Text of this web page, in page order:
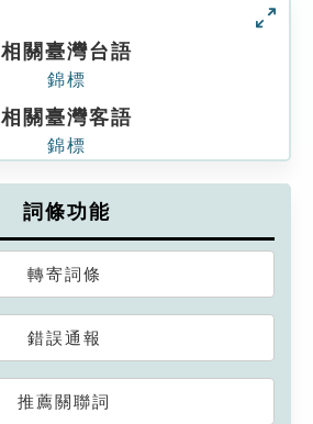
相關臺灣台語
錦標
相關臺灣客語
錦標
詞條功能
轉寄詞條
錯誤通報
推薦關聯詞